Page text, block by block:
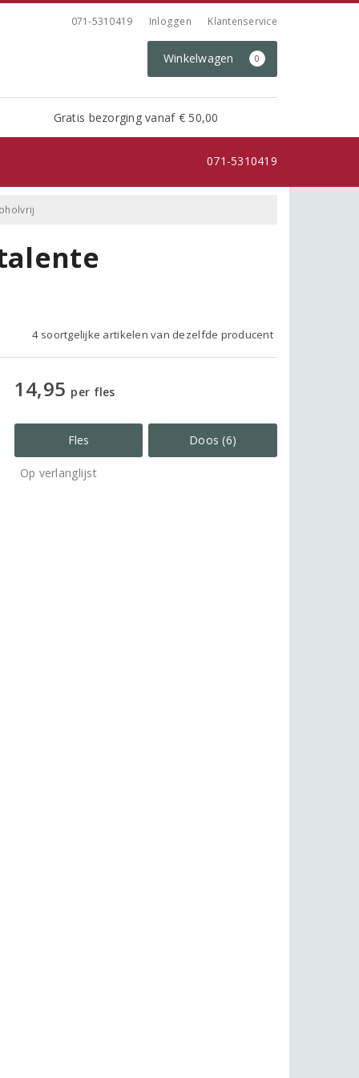
071-5310419 Inloggen Klantenservice
Winkelwagen 0
Gratis bezorging vanaf € 50,00
071-5310419
4 soortgelijke artikelen van dezelfde producent
14,95 per fles
Fles Doos (6)
Op verlanglijst